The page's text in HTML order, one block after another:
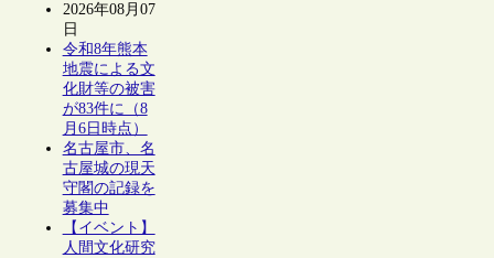
2026年08月07
日
令和8年熊本
地震による文
化財等の被害
が83件に（8
月6日時点）
名古屋市、名
古屋城の現天
守閣の記録を
募集中
【イベント】
人間文化研究